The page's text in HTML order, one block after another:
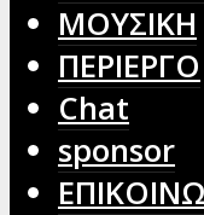
ΜΟΥΣΙΚΗ
ΠΕΡΙΕΡΓΟ
Chat
sponsor